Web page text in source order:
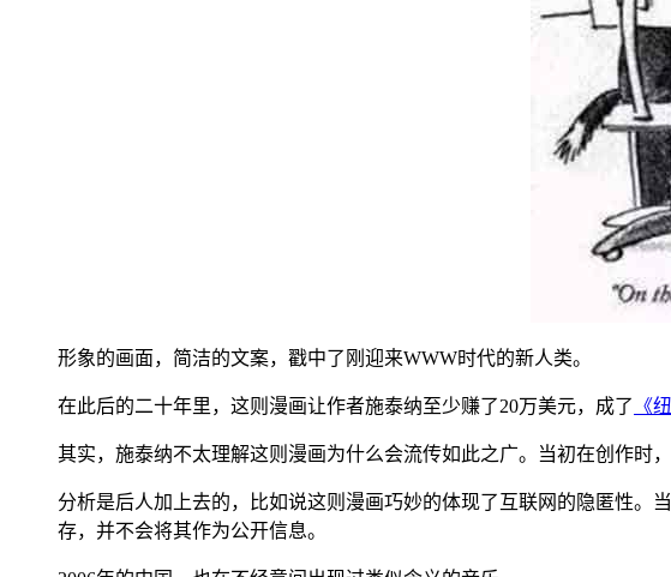
形象的画面，简洁的文案，戳中了刚迎来WWW时代的新人类。
在此后的二十年里，这则漫画让作者施泰纳至少赚了20万美元，成了 《
其实，施泰纳不太理解这则漫画为什么会流传如此之广。当初在创作时
分析是后人加上去的，比如说这则漫画巧妙的体现了互联网的隐匿性
存，并不会将其作为公开信息。